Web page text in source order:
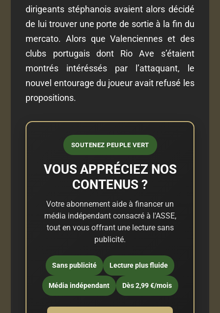
dirigeants stéphanois avaient alors décidé
de lui trouver une porte de sortie à la fin du
mercato. Alors que Valenciennes et des
clubs portugais dont Rio Ave
s’étaient
montrés intéréssés par l’attaquant, le
nouvel entourage du joueur avait refusé les
propositions.
SOUTENEZ PEUPLE VERT
VOUS APPRÉCIEZ NOS
CONTENUS ?
Votre abonnement aide à financer un
média indépendant consacré à l'ASSE,
tout en vous offrant une lecture sans
publicité.
Sans publicité Lecture plus fluide
Média indépendant Dès 2,99 €/mois